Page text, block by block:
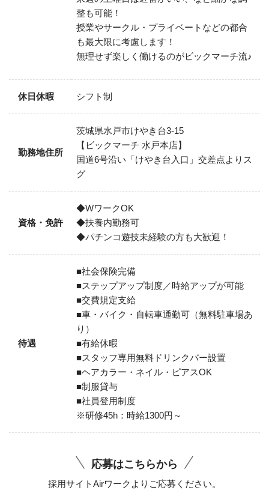
整も可能！
授業やサークル・プライベートなどの都合
も最大限に考慮します！
無理せず楽しく働けるのがビックマーチ流♪
休日休暇 シフト制
勤務地住所
茨城県水戸市けやき台3-15
【ビックマーチ 水戸本店】
国道6号沿い「けやき台入口」交差点よりス
グ
資格・免許
◆WワークOK
◆扶養内勤務可
◆パチンコ遊技未経験の方も大歓迎！
待遇
■社会保険完備
■ステップアップ制度／時給アップが可能
■交費規定支給
■車・バイク・自転車通勤可（無料駐車場あ
り）
■有給休暇
■スタッフ専用無料ドリンクバー設置
■ヘアカラー・ネイル・ピアスOK
■制服貸与
■社員登用制度
※研修45h：時給1300円～
応募はこちらから
採用サイトAirワークよりご応募ください。